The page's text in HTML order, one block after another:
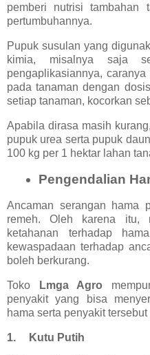
pemberi nutrisi tambahan
pertumbuhannya.
Pupuk susulan yang
kimia, misalnya saja
pengaplikasiannya,
pada tanaman dengan
setiap tanaman, kocorkan
Apabila dirasa masih
pupuk urea serta pupuk
100 kg per 1 hektar lahan
Pengendalian
Ancaman serangan hama
remeh. Oleh karena itu,
ketahanan terhadap
kewaspadaan terhadap
boleh berkurang.
Toko Lmga Agro
penyakit yang bisa
hama serta penyakit
1. Kutu Putih